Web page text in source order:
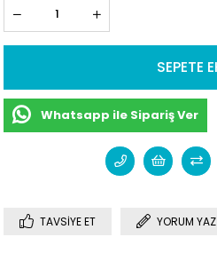
Whatsapp ile Sipariş Ver
TAVSIYE ET YORUM YAZ